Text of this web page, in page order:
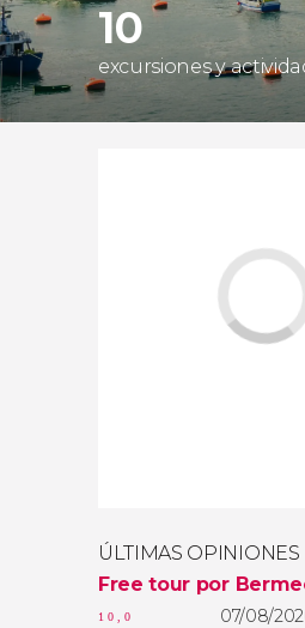
10
excursiones y
ÚLTIMAS OPINIONES
Free tour por
10,0
07/08/